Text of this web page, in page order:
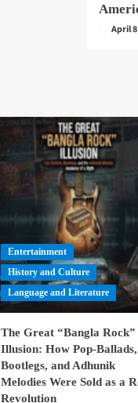
April
Entertainment
History and Culture
Language and Literature
The Great “Bangla Rock”
Illusion: How Pop-Ballads,
Bootlegs, and Adhunik
Melodies Were Sold as a
Revolution